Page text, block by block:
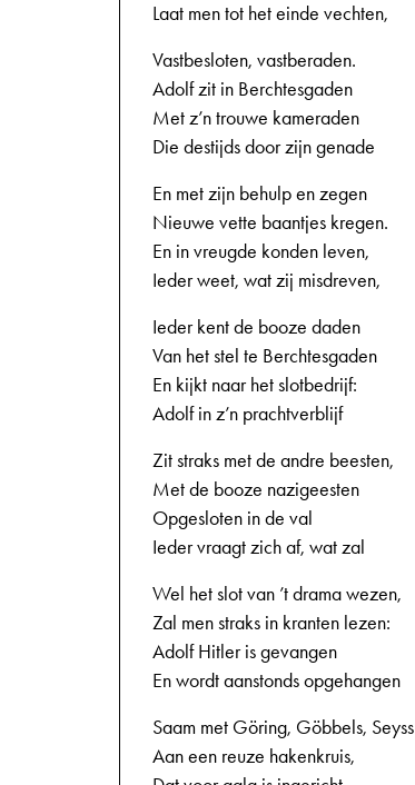
Laat men tot het einde vechten,
Vastbesloten, vastberaden.
Adolf zit in Berchtesgaden
Met z’n trouwe kameraden
Die destijds door zijn genade
En met zijn behulp en zegen
Nieuwe vette baantjes kregen.
En in vreugde konden leven,
Ieder weet, wat zij misdreven,
Ieder kent de booze daden
Van het stel te Berchtesgaden
En kijkt naar het slotbedrijf:
Adolf in z’n prachtverblijf
Zit straks met de andre beesten,
Met de booze nazigeesten
Opgesloten in de val
Ieder vraagt zich af, wat zal
Wel het slot van ’t drama wezen,
Zal men straks in kranten lezen:
Adolf Hitler is gevangen
En wordt aanstonds opgehangen
Saam met Göring, Göbbels, Seyss
Aan een reuze hakenkruis,